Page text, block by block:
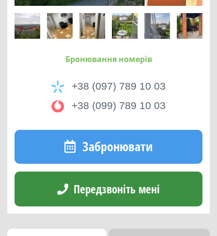
Бронювання номерів
+38 (097) 789 10 03
+38 (099) 789 10 03
Забронювати
Передзвоніть мені